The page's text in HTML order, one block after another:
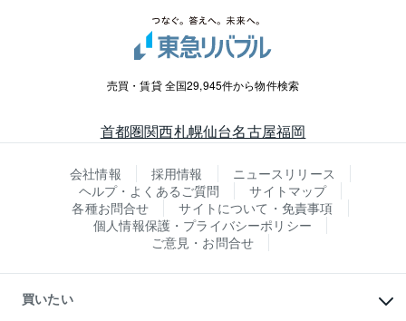
売買・賃貸 全国29,945件から物件検索
首都圏関西札幌仙台名古屋福岡
会社情報 採用情報
ニュースリリース
ヘルプ・よくあるご質問
サイトマップ
各種お問合せ
サイトについて・免責事項
個人情報保護・プライバシーポリシー
ご意見・お問合せ
買いたい